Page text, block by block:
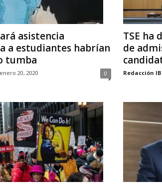
asistencia
a estudiantes habrían
tumba
enero 20, 2020 0
TSE ha
de
Redacción IB